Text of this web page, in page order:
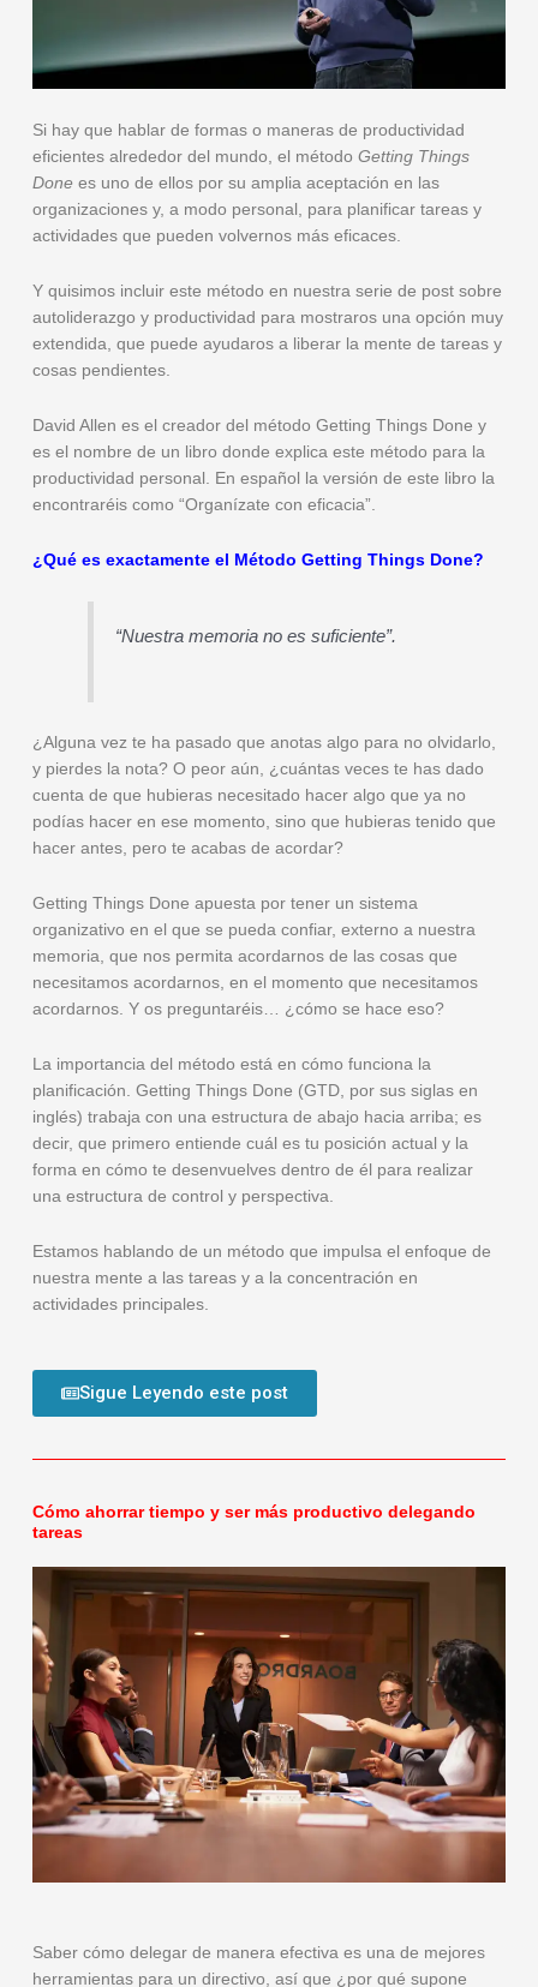
Si hay que hablar de formas o maneras de productividad
eficientes alrededor del mundo, el métodoGetting Things
Done es uno de ellos por su amplia aceptación en las
organizaciones y, a modo personal, para planificar tareas y
actividades que pueden volvernos más eficaces.
Y quisimos incluir este método en nuestra serie de post sobre
autoliderazgo y productividad para mostraros una opción muy
extendida, que puede ayudaros a liberar la mente de tareas y
cosas pendientes.
David Allen es el creador del método Getting Things Done y
es el nombre de un libro donde explica este método para la
productividad personal. En español la versión de este libro la
encontraréis como “Organízate con eficacia”.
¿Qué es exactamente el Método Getting Things Done?
“Nuestra memoria no es suficiente”.
¿Alguna vez te ha pasado que anotas algo para no olvidarlo,
y pierdes la nota? O peor aún, ¿cuántas veces te has dado
cuenta de que hubieras necesitado hacer algo que ya no
podías hacer en ese momento, sino que hubieras tenido que
hacer antes, pero te acabas de acordar?
Getting Things Done apuesta por tener un sistema
organizativo en el que se pueda confiar, externo a nuestra
memoria, que nos permita acordarnos de las cosas que
necesitamos acordarnos, en el momento que necesitamos
acordarnos. Y os preguntaréis… ¿cómo se hace eso?
La importancia del método está en cómo funciona la
planificación. Getting Things Done (GTD, por sus siglas en
inglés) trabaja con una estructura de abajo hacia arriba; es
decir, que primero entiende cuál es tu posición actual y la
forma en cómo te desenvuelves dentro de él para realizar
una estructura de control y perspectiva.
Estamos hablando de un método que impulsa el enfoque de
nuestra mente a las tareas y a la concentración en
actividades principales.
Sigue Leyendo este post
Cómo ahorrar tiempo y ser más productivo delegando
tareas
Saber cómo delegar de manera efectiva es una de mejores
herramientas para un directivo, así que ¿por qué supone